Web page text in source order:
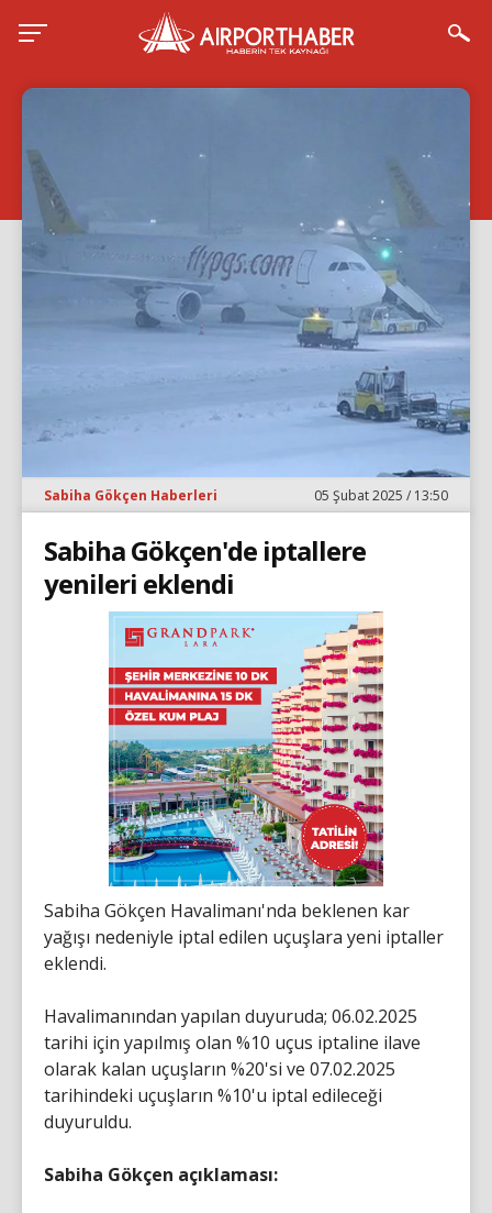
Sabiha Gökçen Haberleri 05 Şubat 2025 / 13:50
Sabiha Gökçen'de iptallere
yenileri eklendi
Sabiha Gökçen Havalimanı'nda beklenen kar
yağışı nedeniyle iptal edilen uçuşlara yeni iptaller
eklendi.
Havalimanından yapılan duyuruda; 06.02.2025
tarihi için yapılmış olan %10 uçus iptaline ilave
olarak kalan uçuşların %20'si ve 07.02.2025
tarihindeki uçuşların %10'u iptal edileceği
duyuruldu.
Sabiha Gökçen açıklaması: